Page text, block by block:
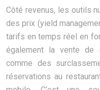
Côté revenus, les outils
des prix (yield
tarifs en temps réel en
également la vente de
comme des
réservations au